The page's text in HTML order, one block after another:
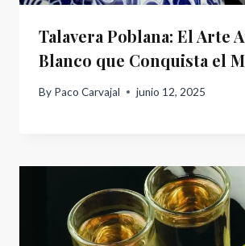
Talavera Poblana: El Arte
Blanco que Conquista el
By Paco Carvajal junio 12, 2025